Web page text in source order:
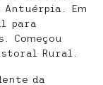
Em
para
Começou
Rural.
da